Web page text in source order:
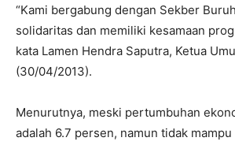
“Kami bergabung dengan Sekber
solidaritas dan memiliki kesamaan
kata Lamen Hendra Saputra, Ketua
(30/04/2013).
Menurutnya, meski pertumbuhan
adalah 6.7 persen, namun tidak